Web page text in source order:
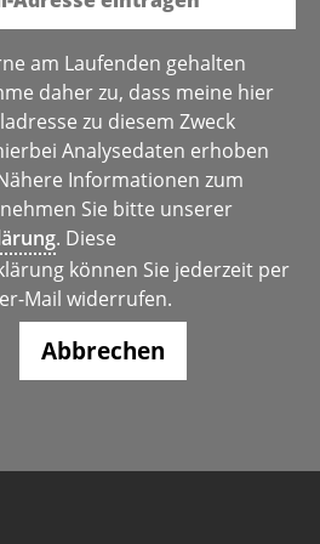
am Laufenden gehalten
daher zu, dass meine hier
zu diesem Zweck
Analysedaten erhoben
Informationen zum
Sie bitte unserer
. Diese
können Sie jederzeit per
Mail widerrufen.
Abbrechen